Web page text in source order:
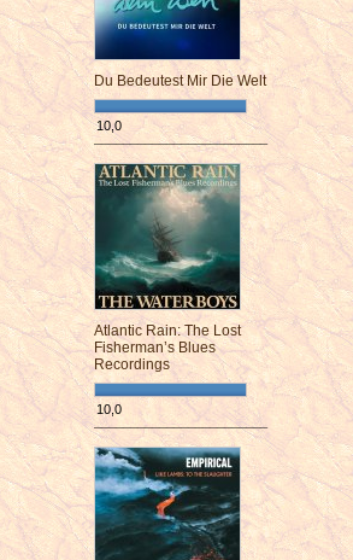
Du Bedeutest Mir Die Welt
10,0
¯¯¯¯¯¯¯¯¯¯¯¯¯¯¯¯¯¯¯¯¯¯¯¯
Atlantic Rain: The Lost
Fisherman’s Blues
Recordings
10,0
¯¯¯¯¯¯¯¯¯¯¯¯¯¯¯¯¯¯¯¯¯¯¯¯